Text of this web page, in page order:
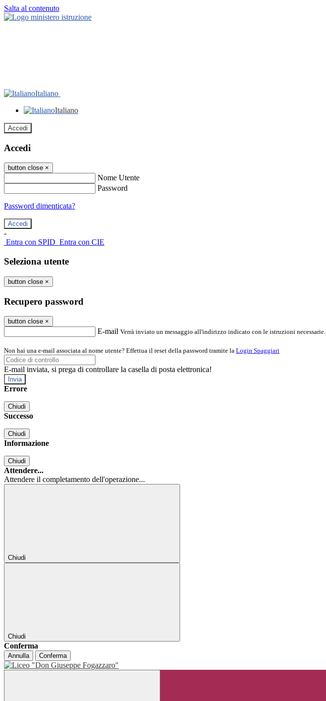
Salta al contenuto
Italiano
Italiano
Accedi
Accedi
button close ×
Nome Utente
Password
Password dimenticata?
-
Entra con SPID Entra con CIE
Seleziona utente
button close ×
Recupero password
button close ×
E-mail Verrà inviato un messaggio all'indirizzo indicato con le istruzioni necessarie.
Non hai una e-mail associata al nome utente? Effettua il reset della password tramite la Login Spaggiari
E-mail inviata, si prega di controllare la casella di posta elettronica!
Errore
Chiudi
Successo
Chiudi
Informazione
Chiudi
Attendere...
Attendere il completamento dell'operazione...
Chiudi
Chiudi
Conferma
Annulla Conferma